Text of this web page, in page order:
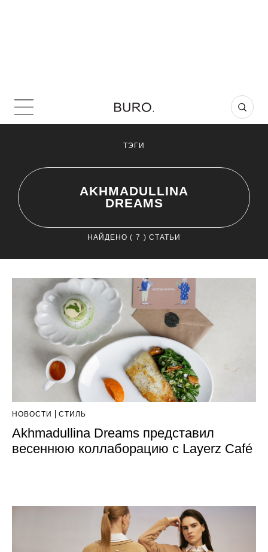
ТЭГИ
AKHMADULLINA
DREAMS
НАЙДЕНО ( 7 ) СТАТЬИ
НОВОСТИ СТИЛЬ
Akhmadullina Dreams представил
весеннюю коллаборацию с Layerz Café